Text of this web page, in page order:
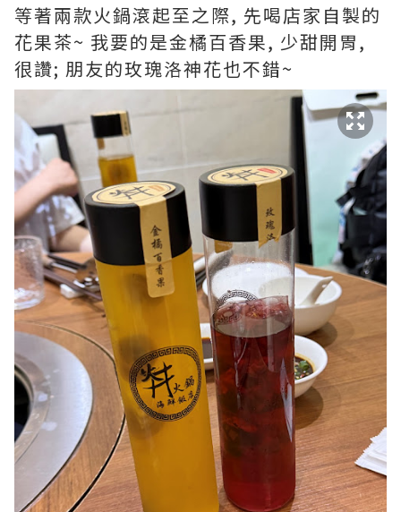
等著兩款火鍋滾起至之際, 先喝店家自製的
花果茶~ 我要的是金橘百香果, 少甜開胃,
很讚; 朋友的玫瑰洛神花也不錯~